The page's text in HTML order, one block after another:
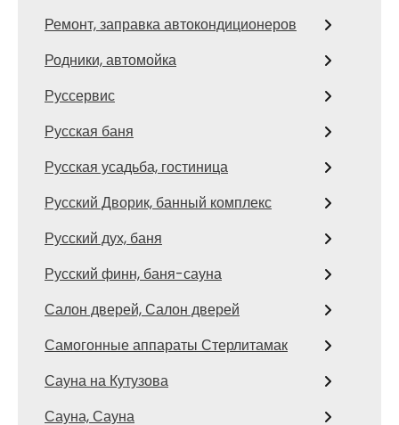
Ремонт, заправка автокондиционеров
Родники, автомойка
Руссервис
Русская баня
Русская усадьба, гостиница
Русский Дворик, банный комплекс
Русский дух, баня
Русский финн, баня-сауна
Салон дверей, Салон дверей
Самогонные аппараты Стерлитамак
Сауна на Кутузова
Сауна, Сауна